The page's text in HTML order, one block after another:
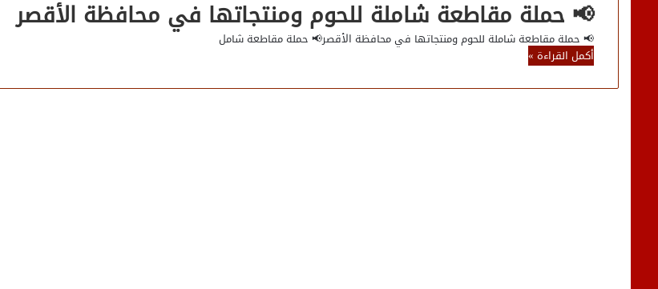
📢 حملة مقاطعة شاملة للحوم ومنتجاتها في محافظة الأقصر
📢 حملة مقاطعة شاملة للحوم ومنتجاتها في محافظة الأقصر📢 حملة مقاطعة شامل
أكمل القراءة »